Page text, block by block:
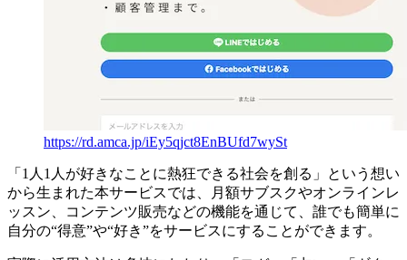
https://rd.amca.jp/iEy5qjct8EnBUfd7wySt
「 1人1人が好きなことに熱狂できる社会を創る 」という想い
から生まれた本サービスでは、月額サブスクやオンラインレ
ッスン、コンテンツ販売などの機能を通じて、誰でも簡単に
自分の“得意”や“好き”をサービスにすることができます。